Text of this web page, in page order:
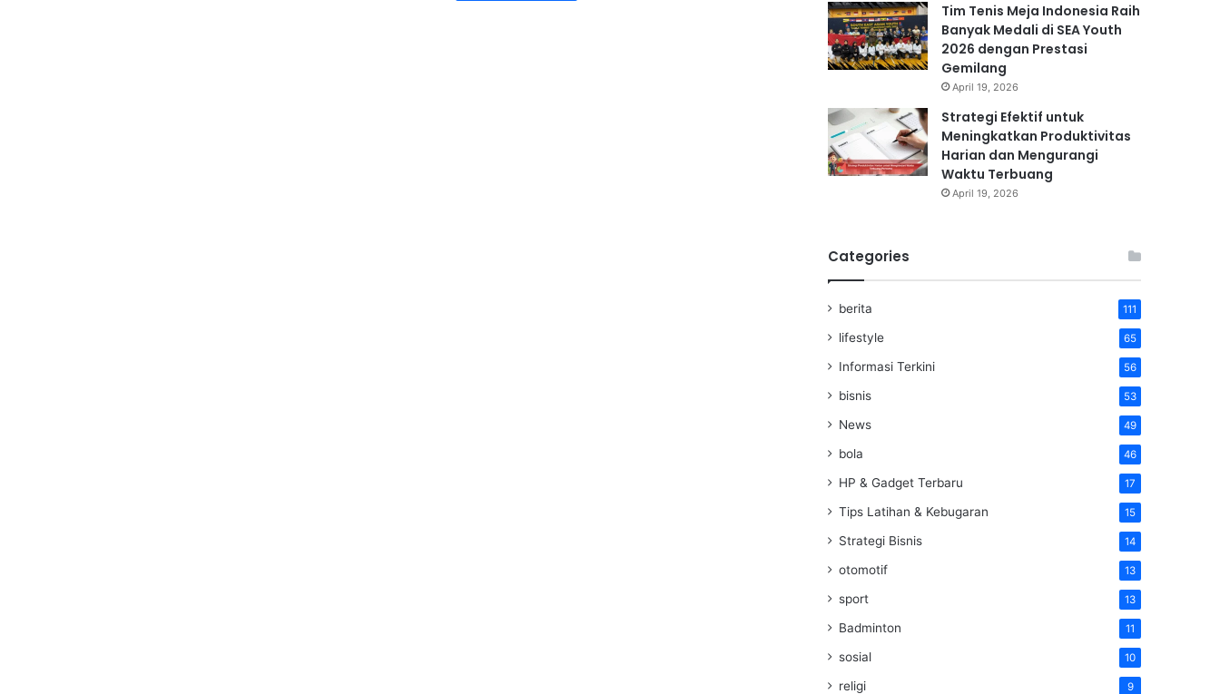
Tim Tenis Meja Indonesia Raih
Banyak Medali di SEA Youth
2026 dengan Prestasi
Gemilang
April 19, 2026
Strategi Efektif untuk
Meningkatkan Produktivitas
Harian dan Mengurangi
Waktu Terbuang
April 19, 2026
Categories
berita 111
lifestyle 65
Informasi Terkini 56
bisnis 53
News 49
bola 46
HP & Gadget Terbaru 17
Tips Latihan & Kebugaran 15
Strategi Bisnis 14
otomotif 13
sport 13
Badminton 11
sosial 10
religi 9